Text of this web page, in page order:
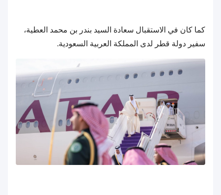
كما كان في الاستقبال سعادة السيد بندر بن محمد العطية،
سفير دولة قطر لدى المملكة العربية السعودية.